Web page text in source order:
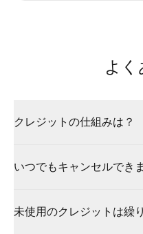
よ
クレジットの仕組みは？
差し引かれます。シンプル
いつでもキャンセルでき
了までアクセスは維持されま
未使用のクレジットは繰